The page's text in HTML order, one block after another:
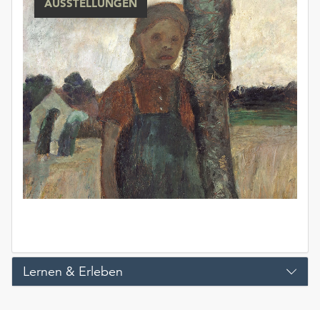
AUSSTELLUNGEN
Lernen & Erleben